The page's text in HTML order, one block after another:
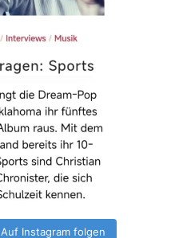
Auf Instagram folgen